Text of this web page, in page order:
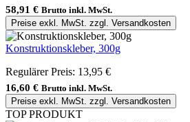
58,91 € Brutto inkl. MwSt.
Preise exkl. MwSt. zzgl. Versandkosten
Konstruktionskleber, 300g
Regulärer Preis: 13,95 €
16,60 € Brutto inkl. MwSt.
Preise exkl. MwSt. zzgl. Versandkosten
TOP PRODUKT